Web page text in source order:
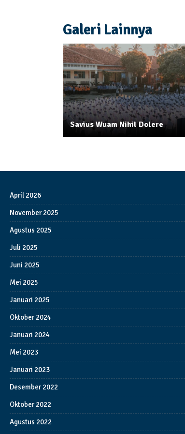
Galeri Lainnya
Savius Wuam Nihil Dolere
April 2026
November 2025
Agustus 2025
Juli 2025
Juni 2025
Mei 2025
Januari 2025
Oktober 2024
Januari 2024
Mei 2023
Januari 2023
Desember 2022
Oktober 2022
Agustus 2022